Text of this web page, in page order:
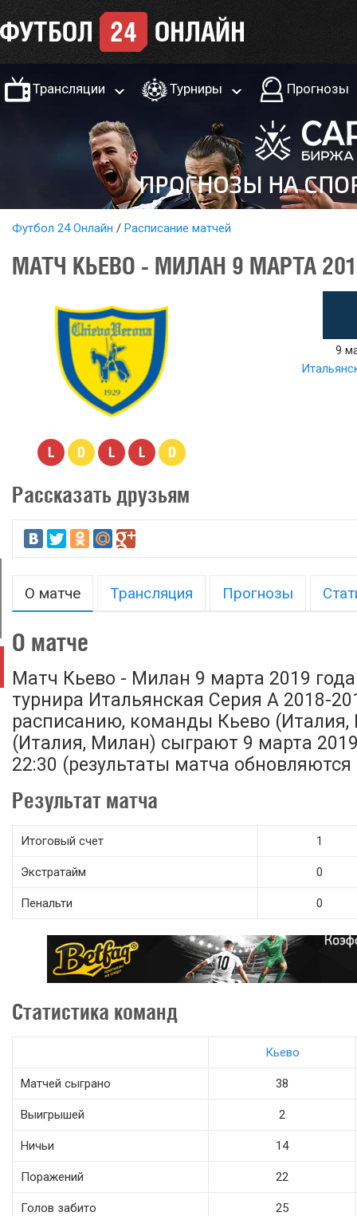
Трансляции Турниры Прогнозы
Футбол 24 Онлайн Расписание матчей
МАТЧ КЬЕВО - МИЛАН 9 МАРТА
L D L L D
9
Рассказать друзьям
О матче Трансляция Прогнозы
О матче
Матч Кьево - Милан 9 марта 2019
турнира Итальянская Серия А 2018-
расписанию, команды Кьево
(Италия, Милан) сыграют 9 марта
22:30 (результаты матча
Результат матча
Итоговый счет 1
Экстратайм 0
Пенальти 0
Статистика команд
Кьево
Матчей сыграно 38
Выигрышей 2
Ничьи 14
Поражений 22
Голов забито 25